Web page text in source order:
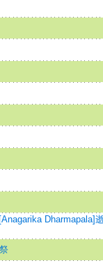
Dharmapala]